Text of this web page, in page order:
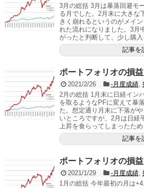
3月の総括 3月は暴落回避モ
る月でした。2月末に大きな
きく崩れるというのがメイ
れた流れになりました。3月
がったと判断して、少し購
記事を
ポートフォリオの損益
2021/2/26 -月度成績,
2月の総括 1月末に日経イン
を取るようなPFに変えて暴
た。想定通り月末に下落が
いところですが、2月は日経
上昇を食らってしまったた
記事を
ポートフォリオの損益
2021/1/29 -月度成績,
1月の総括 今年最初の月は